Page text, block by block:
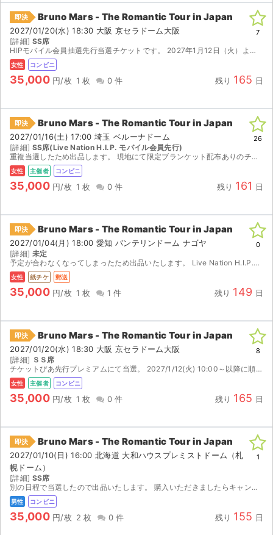
即決 Bruno Mars - The Romantic Tour in Japan
2027/01/20(水) 18:30 大阪 京セラドーム大阪
[詳細] SS席
HIPモバイル会員抽選先行当選チケットです。 2027年1月12日（火）より発券可能となりますので、 引換票番号をご連絡いたします。 セブンイレブンで発券してください。 発券手数料がか...
女性 コンビニ
35,000 円/枚 1 枚 0 件 残り 165 日
7
即決 Bruno Mars - The Romantic Tour in Japan
2027/01/16(土) 17:00 埼玉 ベルーナドーム
[詳細] SS席(Live Nation H.I.P. モバイル会員先行)
重複当選したため出品します。 現地にて限定ブランケット配布ありのチケットです。 2027年1月8日(金)より発券可能となります。同日、引換票番号をご連絡いたします。セブンイレブンにてご自身で...
女性 主催者 コンビニ
35,000 円/枚 1 枚 0 件 残り 161 日
26
即決 Bruno Mars - The Romantic Tour in Japan
2027/01/04(月) 18:00 愛知 バンテリンドーム ナゴヤ
[詳細] 未定
予定が合わなくなってしまったため出品いたします。 Live Nation H.I.P.モバイル会員 抽選先行での当選 チケット発券期間になりましたら発券番号をお伝えしますのでご自身で発券お願い...
女性 紙チケ 郵送
35,000 円/枚 1 枚 1 件 残り 149 日
0
即決 Bruno Mars - The Romantic Tour in Japan
2027/01/20(水) 18:30 大阪 京セラドーム大阪
[詳細] ＳＳ席
チケットぴあ先行プレミアムにて当選。 2027/1/12(火) 10:00～以降に順次発券に必要な番号が発行されます。 番号発行後、セブン-イレブンにて発券してください。
女性 主催者 コンビニ
35,000 円/枚 1 枚 0 件 残り 165 日
8
即決 Bruno Mars - The Romantic Tour in Japan
2027/01/10(日) 16:00 北海道 大和ハウスプレミストドーム（札
幌ドーム）
[詳細] SS席
別の日程で当選したので出品いたします。 購入いただきましたらキャンセルはできかねますのでよろしくお願いいたします。 発券は2027年1/3の10:00〜になります。 ※コンビニ店頭で発券手...
男性 コンビニ
35,000 円/枚 2 枚 0 件 残り 155 日
1